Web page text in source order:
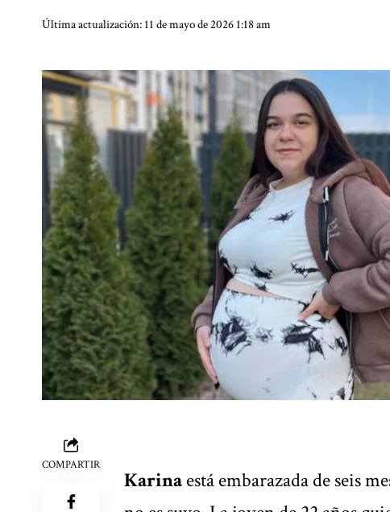
Última actualización: 11 de mayo de 2026 1:18 am
COMPARTIR
Karinaestá embarazada de seis